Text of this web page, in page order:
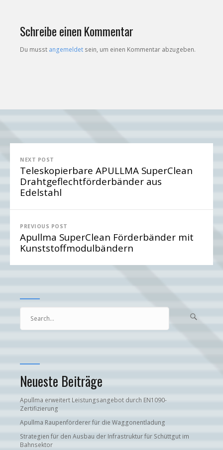
Schreibe einen Kommentar
Du musst angemeldet sein, um einen Kommentar abzugeben.
NEXT POST
Teleskopierbare APULLMA SuperClean
Drahtgeflechtförderbänder aus
Edelstahl
PREVIOUS POST
Apullma SuperClean Förderbänder mit
Kunststoffmodulbändern
for...

Neueste Beiträge
Apullma erweitert Leistungsangebot durch EN1090-
Zertifizierung
Apullma Raupenförderer für die Waggonentladung
Strategien für den Ausbau der Infrastruktur für Schüttgut im
Bahnsektor